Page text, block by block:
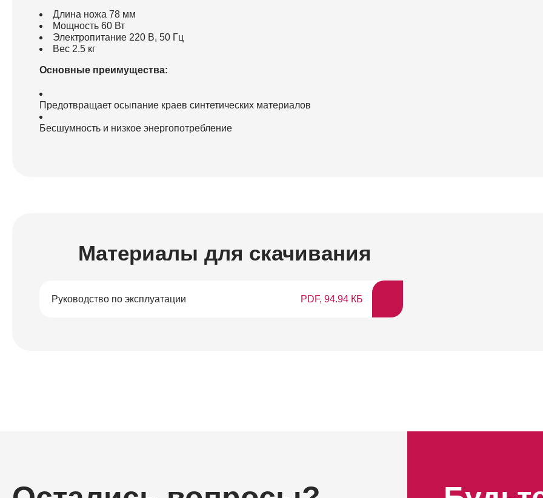
Длина ножа 78 мм
Мощность 60 Вт
Электропитание 220 В, 50 Гц
Вес 2.5 кг
Основные преимущества:
Предотвращает осыпание краев синтетических материалов
Бесшумность и низкое энергопотребление
Материалы для скачивания
Руководство по эксплуатации PDF, 94.94 КБ